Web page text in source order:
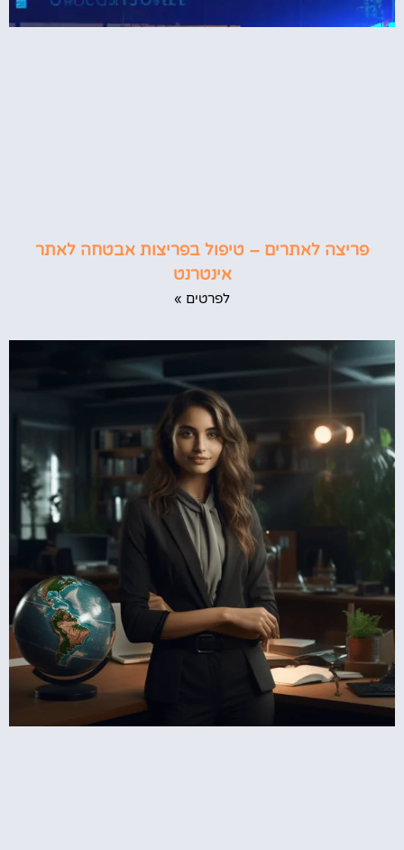
פריצה לאתרים – טיפול בפריצות אבטחה לאתר
אינטרנט
לפרטים »